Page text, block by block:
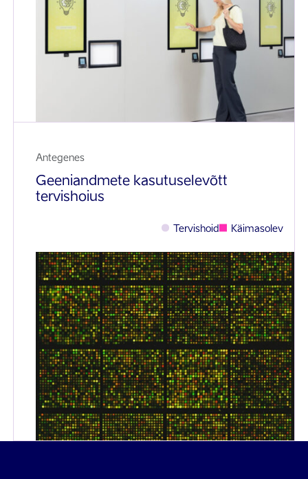
Antegenes
Geeniandmete kasutuselevõtt
tervishoius
Tervishoid Käimasolev